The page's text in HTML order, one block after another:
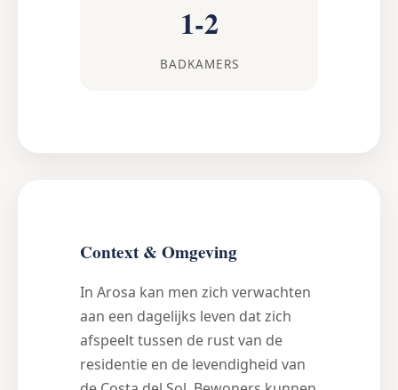
1-2
BADKAMERS
Context & Omgeving
In Arosa kan men zich verwachten
aan een dagelijks leven dat zich
afspeelt tussen de rust van de
residentie en de levendigheid van